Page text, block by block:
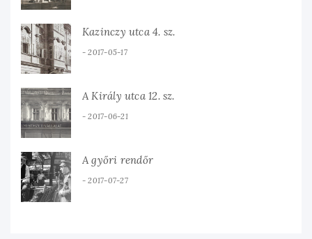
Kazinczy utca 4. sz.
2017-05-17
A Király utca 12. sz.
2017-06-21
A győri rendőr
2017-07-27